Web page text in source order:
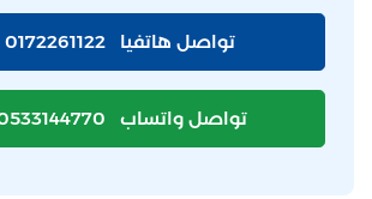
تواصل هاتفيا 0172261122
تواصل واتساب